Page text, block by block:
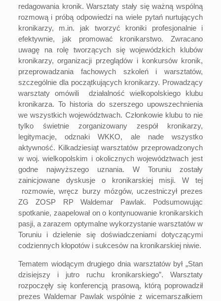
redagowania kronik. Warsztaty stały się ważną wspólną
rozmową i próbą odpowiedzi na wiele pytań nurtujących
kronikarzy, m.in. jak tworzyć kroniki profesjonalnie i
efektywnie, jak promować kronikarstwo. Zwracano
uwagę na rolę tworzących się wojewódzkich klubów
kronikarzy, organizacji przeglądów i konkursów kronik,
przeprowadzania fachowych szkoleń i warsztatów,
szczególnie dla początkujących kronikarzy. Prowadzący
warsztaty omówili działalność wielkopolskiego klubu
kronikarza. To historia do szerszego upowszechnienia
we wszystkich województwach. Członkowie klubu to nie
tylko świetnie zorganizowany zespół kronikarzy,
legitymacje, odznaki WKKO, ale nade wszystko
aktywność. Kilkadziesiąt warsztatów przeprowadzonych
w woj. wielkopolskim i okolicznych województwach jest
godne najwyższego uznania. W Toruniu zostały
zainicjowane dyskusje o kronikarskiej misji. W tej
rozmowie, wręcz burzy mózgów, uczestniczył prezes
ZG ZOSP RP Waldemar Pawlak. Podsumowując
spotkanie, zaapelował on o kontynuowanie kronikarskich
pasji, a zarazem optymalne wykorzystanie warsztatów w
Toruniu i dzielenie się doświadczeniami dotyczącymi
codziennych kłopotów i sukcesów na kronikarskiej niwie.
Tematem wiodącym drugiego dnia warsztatów był „Stan
dzisiejszy i jutro ruchu kronikarskiego”. Warsztaty
rozpoczęły się konferencją prasową, którą poprowadził
prezes Waldemar Pawlak wspólnie z wicemarszałkiem